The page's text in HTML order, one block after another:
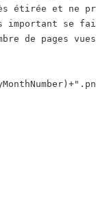
étirée et ne
important se
de pages